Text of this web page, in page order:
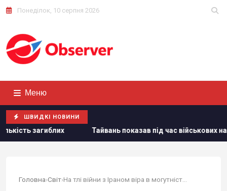
Понеділок, 10 серпня 2026
Меню
ШВИДКІ НОВИНИ
під час військових навчань дрони, якими Україна
Головна›Світ›